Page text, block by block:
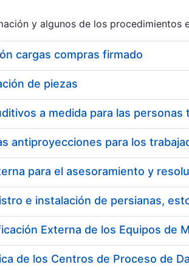
y algunos de los procedimientos
cargas compras firmado
de piezas
e instalación de persianas,